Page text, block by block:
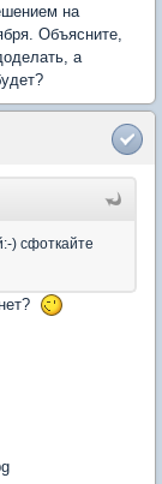
на
Объясните,
а
) сфоткайте